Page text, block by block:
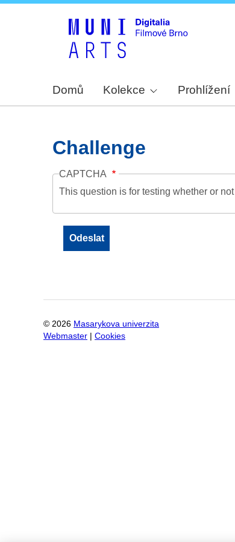
Domů Kolekce Prohlížení
Challenge
CAPTCHA
This question is for testing whether or
© 2026 Masarykova univerzita
Webmaster
Cookies